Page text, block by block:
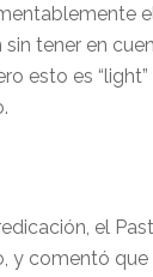
sin tener en
esto es “
el
y comentó